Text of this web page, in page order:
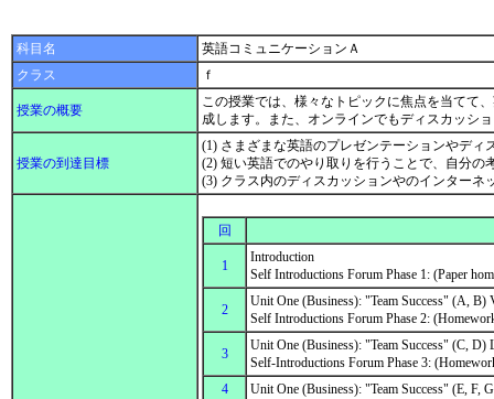
科目名
英語コミュニケーションＡ
クラス
ｆ
授業の概要
この授業では、様々なトピックに焦点を当てて
成します。また、オンラインでもディスカッシ
授業の到達目標
(1) さまざまな英語のプレゼンテーションやデ
(2) 短い英語でのやり取りを行うことで、自分の
(3) クラス内のディスカッションやのインター
回
1
Introduction
Self Introductions Forum Phase 1: (Paper
2
Unit One (Business): "Team Success" (A, B)
Self Introductions Forum Phase 2:
3
Unit One (Business): "Team Success" (C, D)
Self-Introductions Forum Phase 3:
4
Unit One (Business): "Team Success" (E, F,